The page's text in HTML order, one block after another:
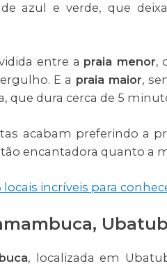
azul e verde, que
entre a praia menor,
E a praia maior,
que dura cerca de 5
acabam preferindo a
encantadora quanto a
locais incríveis para
, localizada em